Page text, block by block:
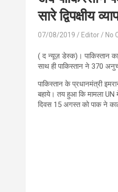
सारे द्विपक्षीय
07/08/2019 Editor No
( द न्यूज़ डेस्क)। पाकिस्तान
साथ ही पाकिस्तान ने 370
पाकिस्तान के प्रधानमंत्री
बहाये। तय हुआ कि मामला UN
दिवस 15 अगस्त को पाक ने